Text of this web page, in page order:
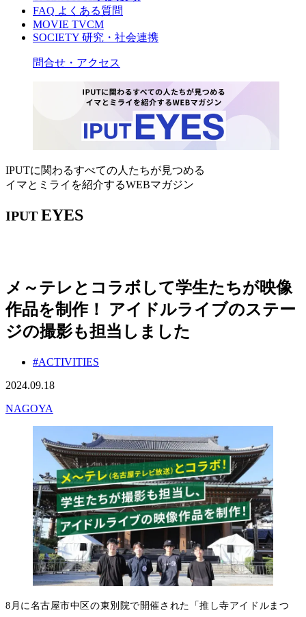
FAQ よくある質問
MOVIE TVCM
SOCIETY 研究・社会連携
問合せ・アクセス
IPUTに関わるすべての人たちが見つめる
イマとミライを紹介するWEBマガジン
IPUT EYES
メ～テレとコラボして学生たちが映像
作品を制作！ アイドルライブのステー
ジの撮影も担当しました
#ACTIVITIES
2024.09.18
NAGOYA
8月に名古屋市中区の東別院で開催された「推し寺アイドルまつ